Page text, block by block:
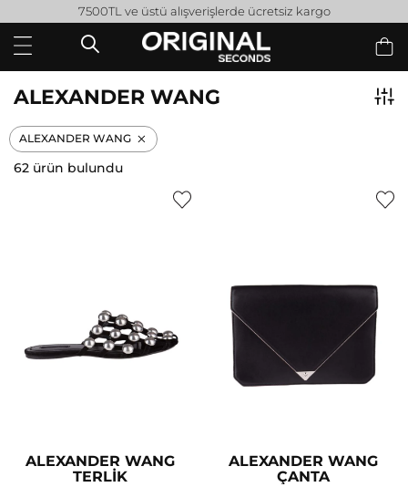
7500TL ve üstü alışverişlerde ücretsiz kargo
ALEXANDER WANG
ALEXANDER WANG
62 ürün bulundu
ALEXANDER WANG
TERLİK
ALEXANDER WANG
ÇANTA